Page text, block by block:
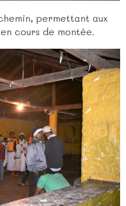
permettant aux
cours de montée.